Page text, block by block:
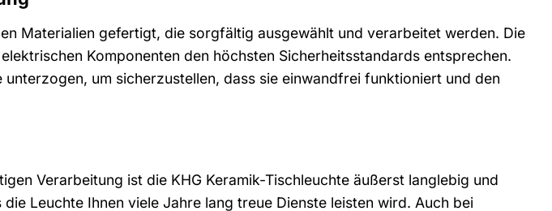
Materialien gefertigt, die sorgfältig ausgewählt und verarbeitet werden. Die
Komponenten den höchsten Sicherheitsstandards entsprechen.
um sicherzustellen, dass sie einwandfrei funktioniert und den
Verarbeitung ist die KHG Keramik-Tischleuchte äußerst langlebig und
Leuchte Ihnen viele Jahre lang treue Dienste leisten wird. Auch bei